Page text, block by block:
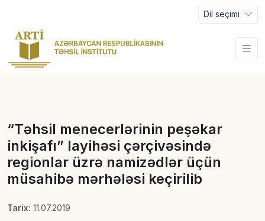
Dil seçimi
“Təhsil menecerlərinin peşəkar
inkişafı” layihəsi çərçivəsində
regionlar üzrə namizədlər üçün
müsahibə mərhələsi keçirilib
Tarix: 11.07.2019